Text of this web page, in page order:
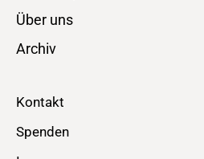
Über uns
Archiv
Kontakt
Spenden